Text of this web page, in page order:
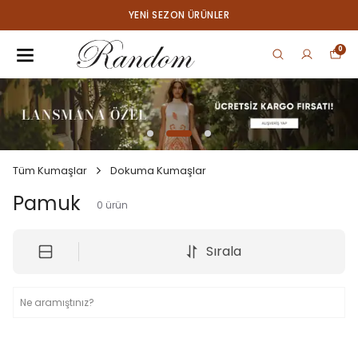
YENI SEZON ÜRÜNLER
0
Tüm Kumaşlar Dokuma Kumaşlar
Pamuk 0 ürün
Sırala